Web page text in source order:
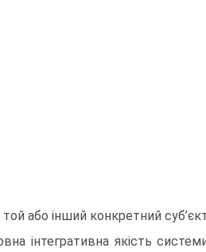
або інший конкретний
інтегративна якість